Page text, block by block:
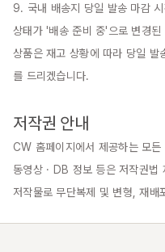
9. 국내 배송지 당일 발송 마감
상태가 '배송 준비 중'으로 변경
상품은 재고 상황에 따라 당일 발
를 드리겠습니다.
저작권 안내
CW 홈페이지에서 제공하는 모든
동영상 · DB 정보 등은 저작권
저작물로 무단복제 및 변형, 재배